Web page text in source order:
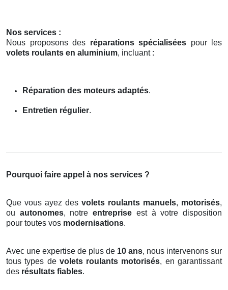
Nos services :
Nous proposons des réparations spécialisées pour les
volets roulants en aluminium, incluant :
Réparation des moteurs adaptés.
Entretien régulier.
Pourquoi faire appel à nos services ?
Que vous ayez des volets roulants manuels, motorisés,
ou autonomes, notreentreprise est à votre disposition
pour toutes vos modernisations.
Avec une expertise de plus de 10 ans, nous intervenons sur
tous types de volets roulants motorisés, en garantissant
des résultats fiables.